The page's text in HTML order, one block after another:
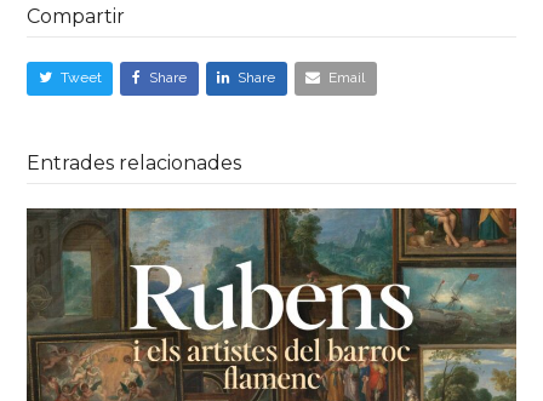
Compartir
Tweet Share Share Email
Entrades relacionades